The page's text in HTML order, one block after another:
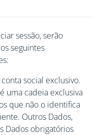
sessão, serão
seguintes
social exclusivo.
uma cadeia exclusiva
que não o identifica
Outros Dados,
Dados obrigatórios